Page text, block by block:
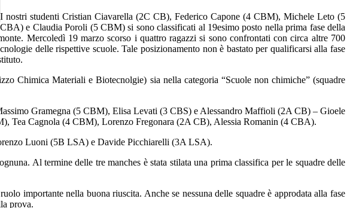
I nostri studenti Cristian Ciavarella (2C CB), Federico Capone (4 CBM), Michele Leto (5
CBA) e Claudia Poroli (5 CBM) si sono classificati al 19esimo posto nella prima fase della
Mercoledì 19 marzo scorso i quattro ragazzi si sono confrontati con circa altre 700
delle rispettive scuole. Tale posizionamento non è bastato per qualificarsi alla fase
Chimica Materiali e Biotecnolgie) sia nella categoria “Scuole non chimiche” (squadre
Gramegna (5 CBM), Elisa Levati (3 CBS) e Alessandro Maffioli (2A CB) – Gioele
Cagnola (4 CBM), Lorenzo Fregonara (2A CB), Alessia Romanin (4 CBA).
Luoni (5B LSA) e Davide Picchiarelli (3A LSA).
Al termine delle tre manches è stata stilata una prima classifica per le squadre delle
importante nella buona riuscita. Anche se nessuna delle squadre è approdata alla fase
prova.